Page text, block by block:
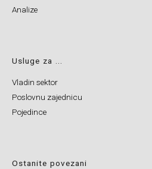
Analize
Usluge za ...
Vladin sektor
Poslovnu zajednicu
Pojedince
Ostanite povezani